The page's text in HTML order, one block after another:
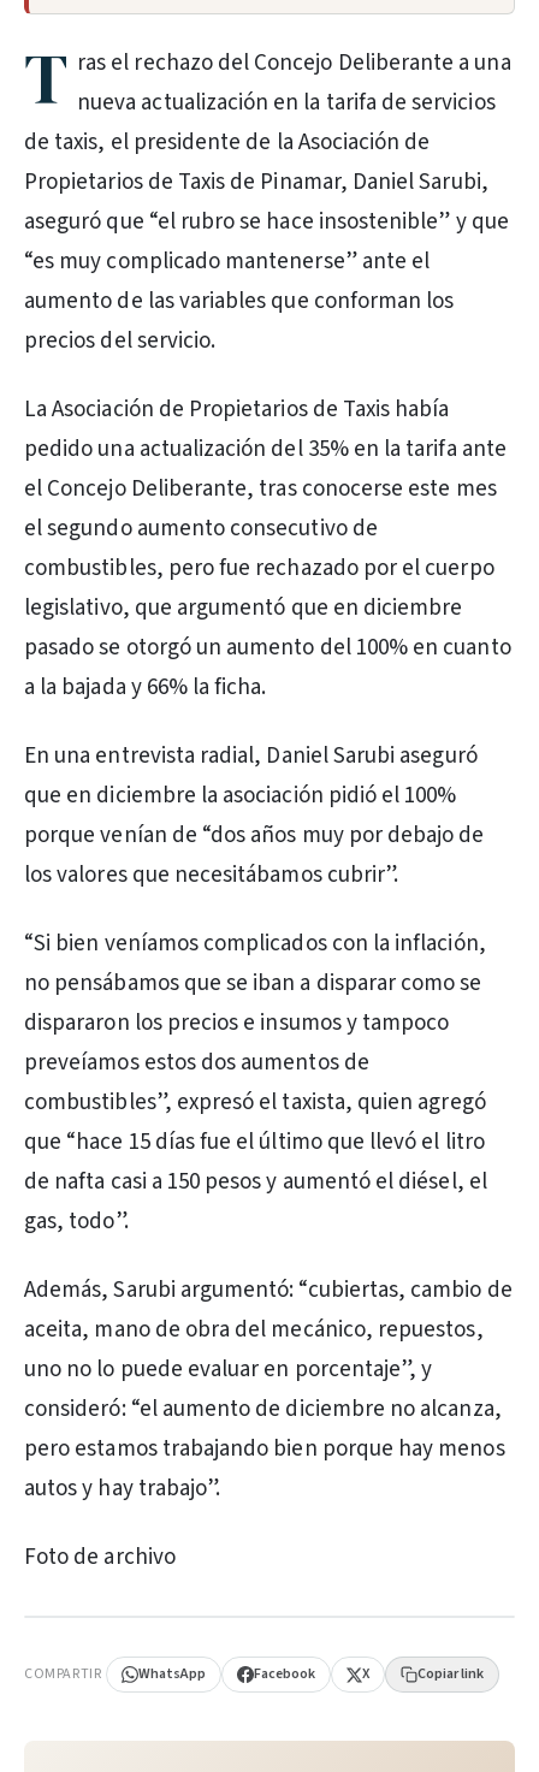
T ras el rechazo del Concejo Deliberante a una
nueva actualización en la tarifa de servicios
de taxis, el presidente de la Asociación de
Propietarios de Taxis de Pinamar, Daniel Sarubi,
aseguró que “el rubro se hace insostenible” y que
“es muy complicado mantenerse” ante el
aumento de las variables que conforman los
precios del servicio.
La Asociación de Propietarios de Taxis había
pedido una actualización del 35% en la tarifa ante
el Concejo Deliberante, tras conocerse este mes
el segundo aumento consecutivo de
combustibles, pero fue rechazado por el cuerpo
legislativo, que argumentó que en diciembre
pasado se otorgó un aumento del 100% en cuanto
a la bajada y 66% la ficha.
En una entrevista radial, Daniel Sarubi aseguró
que en diciembre la asociación pidió el 100%
porque venían de “dos años muy por debajo de
los valores que necesitábamos cubrir”.
“Si bien veníamos complicados con la inflación,
no pensábamos que se iban a disparar como se
dispararon los precios e insumos y tampoco
preveíamos estos dos aumentos de
combustibles”, expresó el taxista, quien agregó
que “hace 15 días fue el último que llevó el litro
de nafta casi a 150 pesos y aumentó el diésel, el
gas, todo”.
Además, Sarubi argumentó: “cubiertas, cambio de
aceita, mano de obra del mecánico, repuestos,
uno no lo puede evaluar en porcentaje”, y
consideró: “el aumento de diciembre no alcanza,
pero estamos trabajando bien porque hay menos
autos y hay trabajo”.
Foto de archivo
COMPARTIR WhatsApp Facebook X Copiar link